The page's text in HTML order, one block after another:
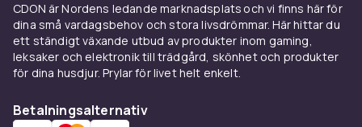
skyddskomponenter på plats under matchens
rörelser. Välj en storlek som sitter tätt nog att
skyddet inte glider men inte är så stram att
rörelsefriheten hämmas.
Handskar och handstyds
CDON är Nordens ledande marknadsplats och vi finns här för
dina små vardagsbehov och stora livsdrömmar. Här hittar du
ett ständigt växande utbud av produkter inom gaming,
leksaker och elektronik till trädgård, skönhet och produkter
för dina husdjur. Prylar för livet helt enkelt.
Betalningsalternativ